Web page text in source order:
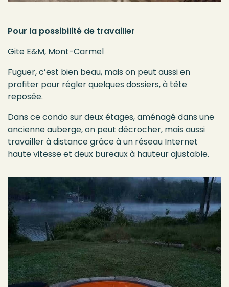
Pour la possibilité de travailler
Gite E&M, Mont-Carmel
Fuguer, c’est bien beau, mais on peut aussi en
profiter pour régler quelques dossiers, à tête
reposée.
Dans ce condo sur deux étages, aménagé dans une
ancienne auberge, on peut décrocher, mais aussi
travailler à distance grâce à un réseau Internet
haute vitesse et deux bureaux à hauteur ajustable.